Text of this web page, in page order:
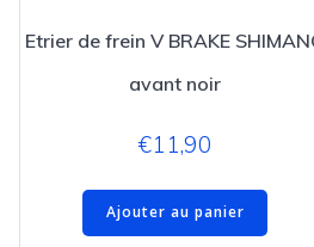
Etrier de frein V BRAKE
avant noir
€11,90
Ajouter au panier